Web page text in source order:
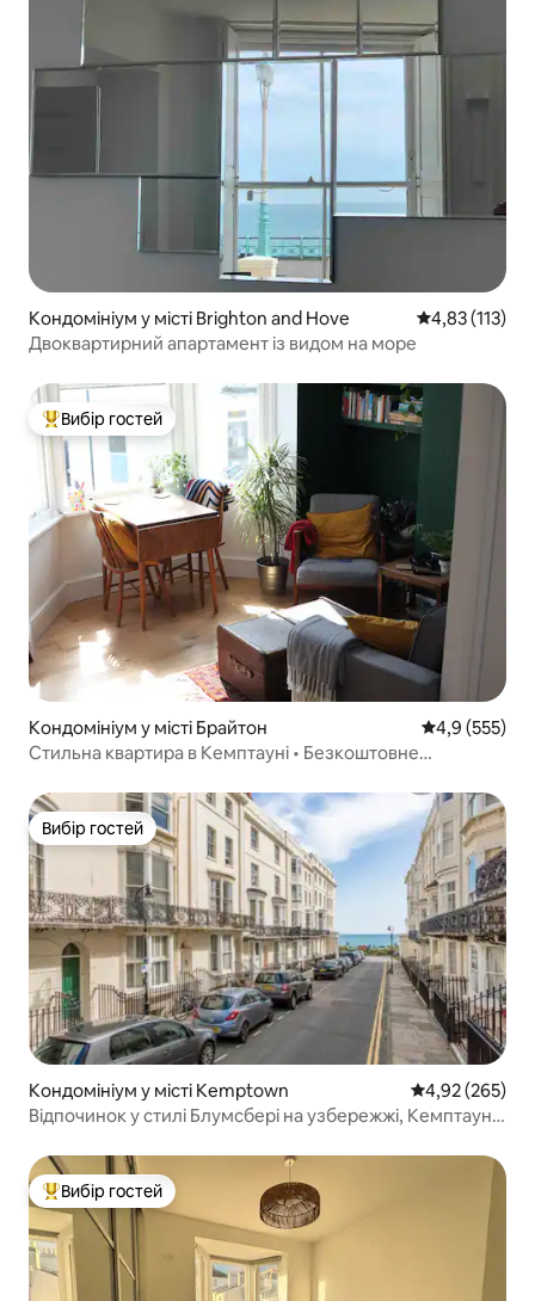
Кондомініум у місті Brighton and Hove Середня
4,83 (113)
Двоквартирний апартамент із видом на море
Топ вибір гостей
Вибір гостей
Кондомініум у місті Брайтон Середня
4,9 (555)
Стильна квартира в Кемптауні • Безкоштовне
Вибір гостей
Вибір гостей
Кондомініум у місті Kemptown Середня
4,92 (265)
Відпочинок у стилі Блумсбері на узбережжі, Кемптаун-
Топ вибір гостей
Вибір гостей